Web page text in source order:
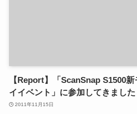
【Report】「ScanSnap S1500
イイベント」に参加してきました
2011年11月15日